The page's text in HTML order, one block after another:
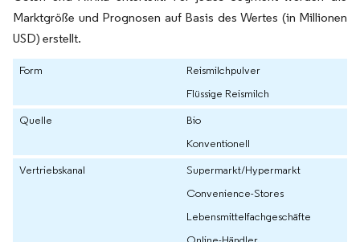
Marktgröße und Prognosen auf Basis des Wertes (in Millionen
USD) erstellt.
Form
Reismilchpulver
Flüssige Reismilch
Quelle
Bio
Konventionell
Vertriebskanal
Supermarkt/Hypermarkt
Convenience-Stores
Lebensmittelfachgeschäfte